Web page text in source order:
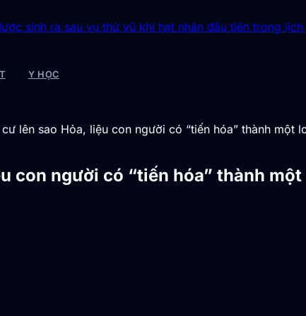
vụ thử vũ khí hạt nhân đầu tiên trong lịch sử◆Bí ẩn
Y HỌC
lên sao Hỏa, liệu con người có “tiến hóa” thành một
con người có “tiến hóa” thành